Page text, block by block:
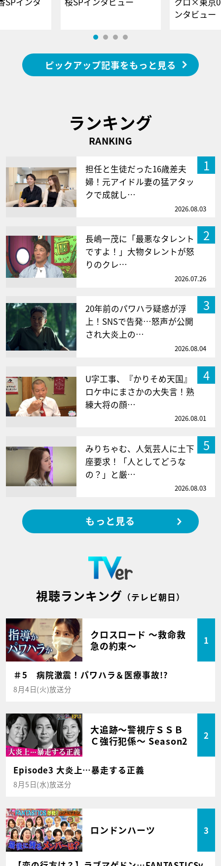
ンタビュー
ピックアップ記事をもっと見る
ランキング
RANKING
1
担任と生徒だった16歳差夫
婦！元アイドル妻の猛アタッ
クで成就し…
2026.08.03
2
長嶋一茂に「最悪なタレント
ですよ！」大物タレントが怒
りのクレ…
2026.07.26
3
20年前のパワハラ疑惑が浮
上！SNSで告発…怒声が公開
され大炎上の…
2026.08.04
4
U字工事、『かりそめ天国』
ロケ中にまさかの大失言！熟
練大将の顔…
2026.08.01
5
みりちゃむ、人気芸人に土下
座要求！「人としてどうな
の？」と厳…
2026.08.03
もっと見る
視聴ランキング （テレビ朝日）
クロスロード ～救命救
急の約束～
1
＃5 病院激震！パワハラ＆医療事故!?
8月4日(火)放送分
大追跡～警視庁ＳＳＢ
Ｃ強行犯係～ Season2
2
Episode3 大炎上…暴走する正義
8月5日(水)放送分
ロンドンハーツ 3